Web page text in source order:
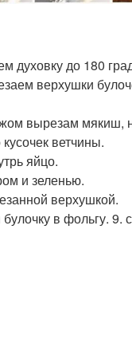
духовку до 180
верхушки
вырезам мякиш,
ветчины.
яйцо.
и зеленью.
верхушкой.
в фольгу. 9.